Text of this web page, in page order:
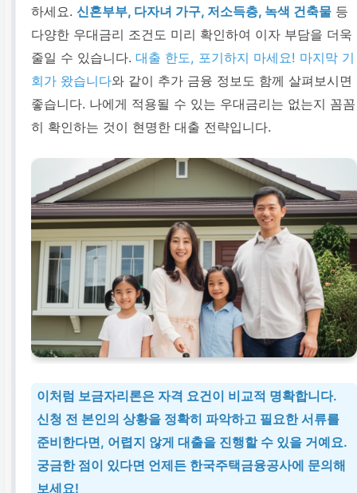
하세요.신혼부부, 다자녀 가구, 저소득층, 녹색 건축물 등
다양한 우대금리 조건도 미리 확인하여 이자 부담을 더욱
줄일 수 있습니다.대출 한도, 포기하지 마세요! 마지막 기
회가 왔습니다와 같이 추가 금융 정보도 함께 살펴보시면
좋습니다. 나에게 적용될 수 있는 우대금리는 없는지 꼼꼼
히 확인하는 것이 현명한 대출 전략입니다.
이처럼 보금자리론은 자격 요건이 비교적 명확합니다.
신청 전 본인의 상황을 정확히 파악하고 필요한 서류를
준비한다면, 어렵지 않게 대출을 진행할 수 있을 거예요.
궁금한 점이 있다면 언제든 한국주택금융공사에 문의해
보세요!